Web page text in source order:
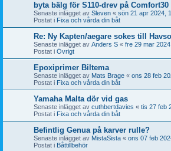
byta bälg för S110-drev på Comfort30
Senaste inlägget av Sleven « sön 21 apr 2024,
Postat i Fixa och vårda din båt
Re: Ny Kapten/aegare sokes till
Senaste inlägget av Anders S « fre 29 mar
Postat i Övrigt
Epoxiprimer Biltema
Senaste inlägget av Mats Brage « ons 28 feb
Postat i Fixa och vårda din båt
Yamaha Malta dör vid gas
Senaste inlägget av cuthbertdavies « tis 27 feb
Postat i Fixa och vårda din båt
Befintlig Genua på karver rulle?
Senaste inlägget av MistaSista « ons 07 feb
Postat i Båttillbehör